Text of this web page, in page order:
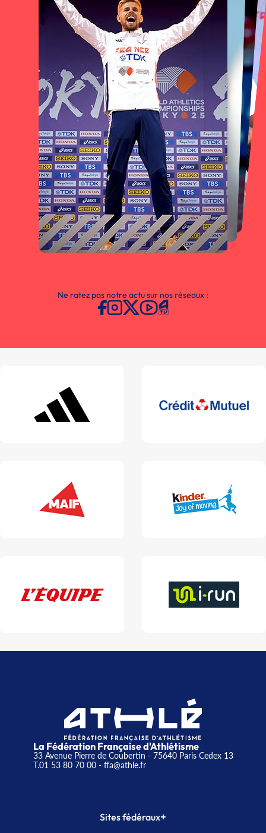
Ne ratez pas notre actu sur nos réseaux :
La Fédération Française d'Athlétisme
33 Avenue Pierre de Coubertin - 75640 Paris Cedex 13
T.01 53 80 70 00- ffa@athle.fr
Sites fédéraux+